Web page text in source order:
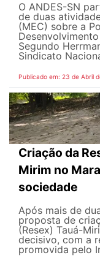
O ANDES-SN
de duas
(MEC) sobre a
Segundo
Sindicato
Publicado em: 23 de Abril
Criação da
Mirim no
sociedade
Após mais de
proposta de
(Resex) Tauá-
decisivo, com a
promovida pelo